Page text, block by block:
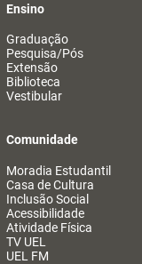
Ensino
Graduação
Pesquisa/Pós
Extensão
Biblioteca
Vestibular
Comunidade
Moradia Estudantil
Casa de Cultura
Inclusão Social
Acessibilidade
Atividade Física
TV UEL
UEL FM